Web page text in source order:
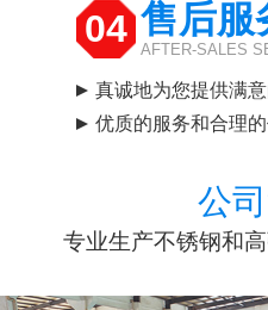
04 售后服
AFTER-SALES
真诚地为您提供满意
优质的服务和合理的
公
专业生产不锈钢和